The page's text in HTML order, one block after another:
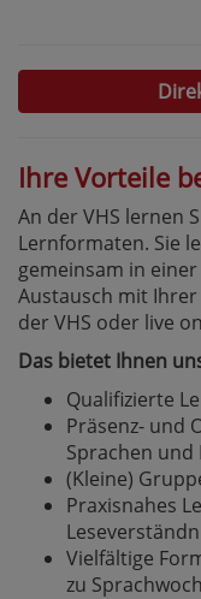
Ihre Vorteile
An der VHS lernen
Lernformaten. Sie
gemeinsam in
Austausch mit
der VHS oder live
Das bietet Ihnen
Qualifizierte
Präsenz- und
Sprachen und
(Kleine)
Praxisnahes
Vielfältige
zu